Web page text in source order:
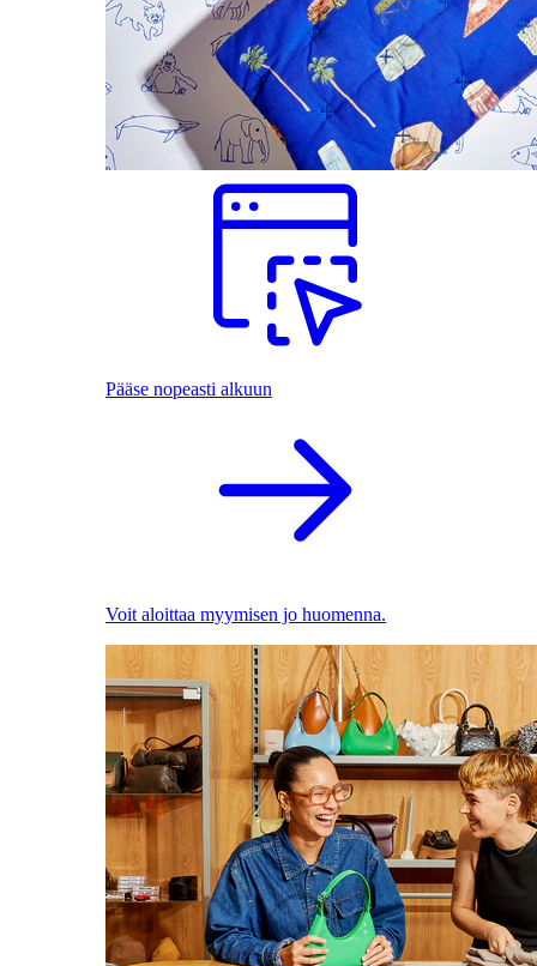
Pääse nopeasti alkuun
Voit aloittaa myymisen jo huomenna.